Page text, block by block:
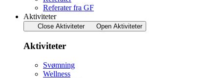
Referater fra GF
Aktiviteter
Close Aktiviteter Open Aktiviteter
Aktiviteter
Svømning
Wellness